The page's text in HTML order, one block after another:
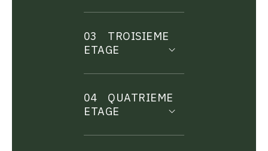
03
TROISIEME
ETAGE
04
QUATRIEME
ETAGE